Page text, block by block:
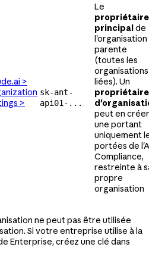
>
>
sk-ant-
api01-...
Le
propriétaire
principalde
l'organisation
parente
(toutes les
organisations
liées). Un
propriétaire
peut en créer
une portant
uniquement
portées de
Compliance,
restreinte à
propre
organisation
ne peut pas être utilisée
Si votre entreprise utilise à la
Enterprise, créez une clé dans